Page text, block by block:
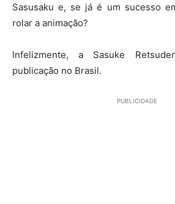
Sasusaku e, se já é um sucesso
rolar a animação?
Infelizmente, a Sasuke
publicação no Brasil.
PUBLICIDADE